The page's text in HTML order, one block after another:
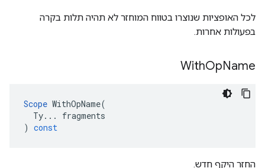
לכל האופציות שנוצרו בטווח המוחזר לא תהיה תלות בקרה
בפעולות אחרות.
WithOpName
Scope WithOpName(
Ty...
fragments
) const
החזר היקף חדש.